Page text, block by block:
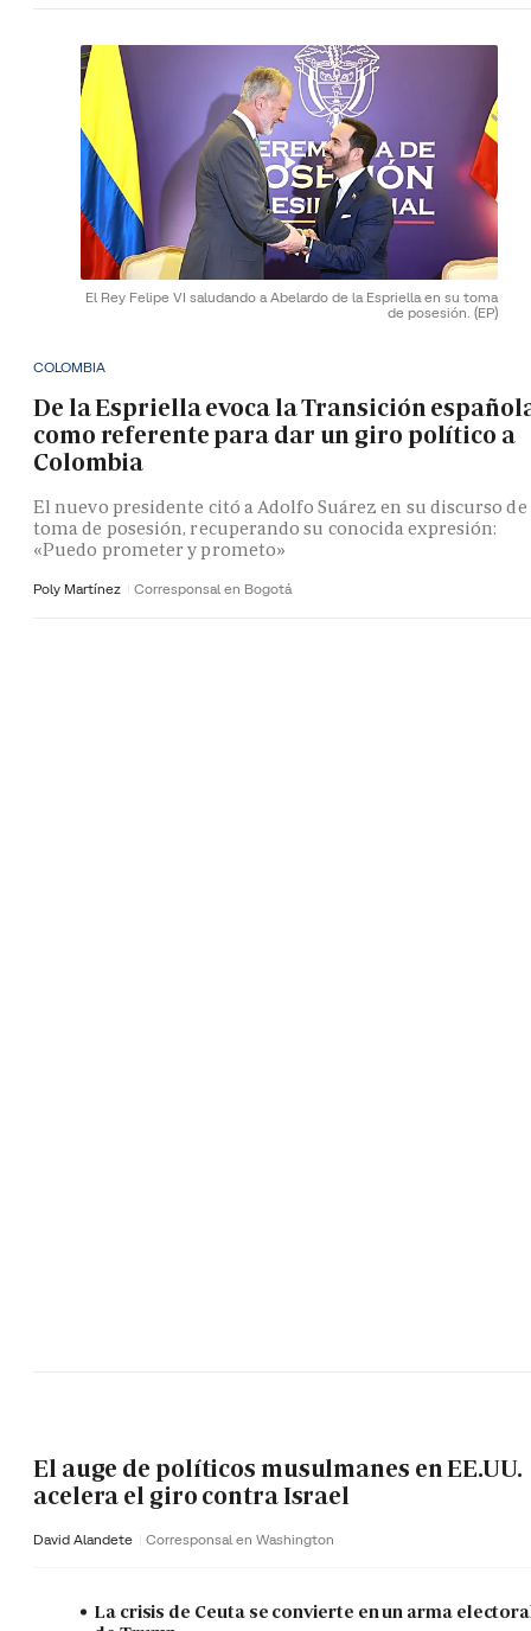
El Rey Felipe VI saludando a Abelardo de la Espriella en su toma
de posesión. (EP)
COLOMBIA
De la Espriella evoca la Transición
como referente para dar un giro político a
Colombia
El nuevo presidente citó a Adolfo Suárez en su discurso de
toma de posesión, recuperando su conocida expresión:
«Puedo prometer y prometo»
Poly Martínez Corresponsal en Bogotá
El auge de políticos musulmanes en EE.UU.
acelera el giro contra Israel
David Alandete Corresponsal en Washington
La crisis de Ceuta se convierte en un arma